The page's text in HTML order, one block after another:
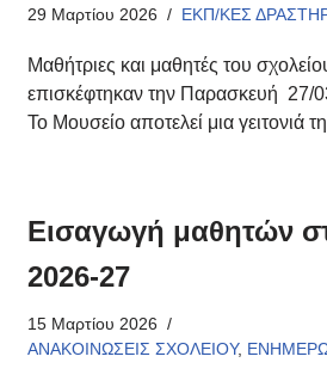
29 Μαρτίου 2026 ΕΚΠ/ΚΕΣ
Μαθήτριες και μαθητές του
επισκέφτηκαν την Παρασκευή 27/
Το Μουσείο αποτελεί μια γειτονιά
Εισαγωγή μαθητών
2026-27
15 Μαρτίου 2026
ΑΝΑΚΟΙΝΩΣΕΙΣ ΣΧΟΛΕΙΟΥ,